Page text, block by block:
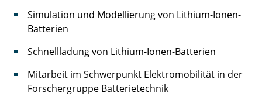
Graber Benedikt
Gromova Polina
Herman Robin
Hinz Marius
Simulation und Modellierung von Lithium-Ionen-
Batterien
Schnellladung von Lithium-Ionen-Batterien
Mitarbeit im Schwerpunkt Elektromobilität in der
Forschergruppe Batterietechnik